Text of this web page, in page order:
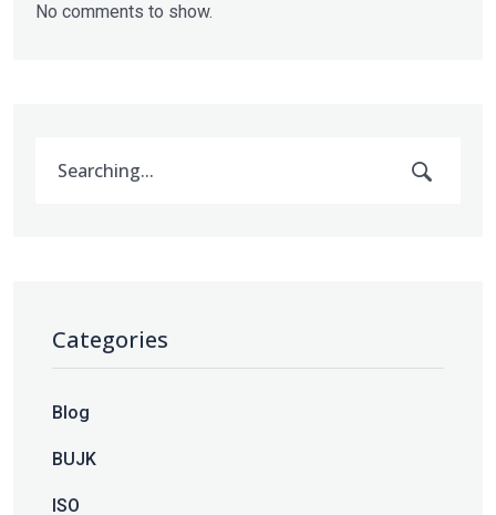
No comments to show.
Categories
Blog
BUJK
ISO